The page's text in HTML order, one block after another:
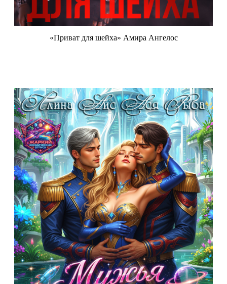
«Приват для шейха» Амира Ангелос